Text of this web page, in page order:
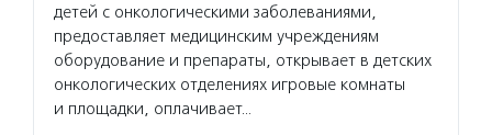
детей с онкологическими заболеваниями,
предоставляет медицинским учреждениям
оборудование и препараты, открывает в детских
онкологических отделениях игровые комнаты
и площадки, оплачивает…